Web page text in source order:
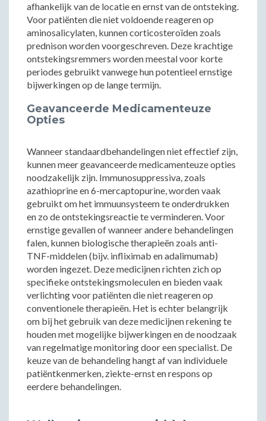
afhankelijk van de locatie en ernst van de ontsteking.
Voor patiënten die niet voldoende reageren op
aminosalicylaten, kunnen corticosteroïden zoals
prednison worden voorgeschreven. Deze krachtige
ontstekingsremmers worden meestal voor korte
periodes gebruikt vanwege hun potentieel ernstige
bijwerkingen op de lange termijn.
Geavanceerde Medicamenteuze
Opties
Wanneer standaardbehandelingen niet effectief zijn,
kunnen meer geavanceerde medicamenteuze opties
noodzakelijk zijn. Immunosuppressiva, zoals
azathioprine en 6-mercaptopurine, worden vaak
gebruikt om het immuunsysteem te onderdrukken
en zo de ontstekingsreactie te verminderen. Voor
ernstige gevallen of wanneer andere behandelingen
falen, kunnen biologische therapieën zoals anti-
TNF-middelen (bijv. infliximab en adalimumab)
worden ingezet. Deze medicijnen richten zich op
specifieke ontstekingsmoleculen en bieden vaak
verlichting voor patiënten die niet reageren op
conventionele therapieën. Het is echter belangrijk
om bij het gebruik van deze medicijnen rekening te
houden met mogelijke bijwerkingen en de noodzaak
van regelmatige monitoring door een specialist. De
keuze van de behandeling hangt af van individuele
patiëntkenmerken, ziekte-ernst en respons op
eerdere behandelingen.